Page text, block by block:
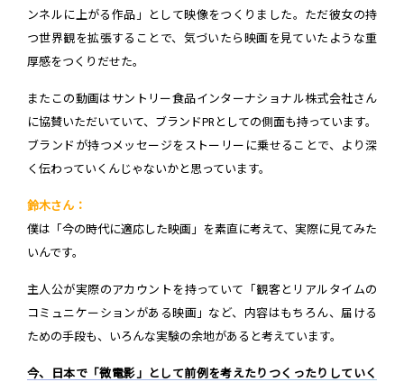
ンネルに上がる作品」として映像をつくりました。ただ彼女の持
つ世界観を拡張することで、気づいたら映画を見ていたような重
厚感をつくりだせた。
またこの動画はサントリー食品インターナショナル株式会社さん
に協賛いただいていて、ブランドPRとしての側面も持っています。
ブランドが持つメッセージをストーリーに乗せることで、より深
く伝わっていくんじゃないかと思っています。
鈴木さん：
僕は「今の時代に適応した映画」を素直に考えて、実際に見てみた
いんです。
主人公が実際のアカウントを持っていて「観客とリアルタイムの
コミュニケーションがある映画」など、内容はもちろん、届ける
ための手段も、いろんな実験の余地があると考えています。
今、日本で「微電影」として前例を考えたりつくったりしていく